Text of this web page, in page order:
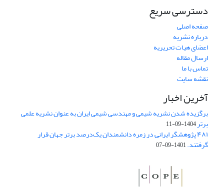
دسترسی سریع
صفحه اصلی
درباره نشریه
اعضای هیات تحریریه
ارسال مقاله
تماس با ما
نقشه سایت
آخرین اخبار
برگزیده شدن نشریه شیمی و مهندسی شیمی ایران به عنوان نشریه علمی
برتر1404-09-11
۴۸۱ پژوهشگر ایرانی در زمره دانشمندان یک‌درصد برتر جهان قرار
گرفتند.1401-09-07